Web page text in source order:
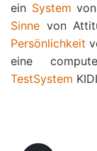
ein System von
Sinne von
Persönlichkeit
eine
TestSystem